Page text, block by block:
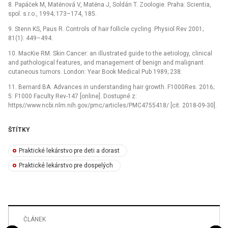
8. Papáček M, Matěnová V, Matěna J, Soldán T. Zoologie. Praha: Scientia,
spol. s.r.o., 1994; 173–174, 185.
9. Stenn KS, Paus R. Controls of hair follicle cycling. Physiol Rev 2001;
81(1): 449–494.
10. MacKie RM. Skin Cancer: an illustrated guide to the aetiology, clinical
and pathological features, and management of benign and malignant
cutaneous tumors. London: Year Book Medical Pub 1989; 238.
11. Bernard BA. Advances in understanding hair growth. F1000Res. 2016;
5: F1000 Faculty Rev-147 [online]. Dostupné z:
https//www.ncbi.nlm.nih.gov/pmc/articles/PMC4755418/ [cit. 2018-09-30].
ŠTÍTKY
Praktické lekárstvo pre deti a dorast
Praktické lekárstvo pre dospelých
ČLÁNEK